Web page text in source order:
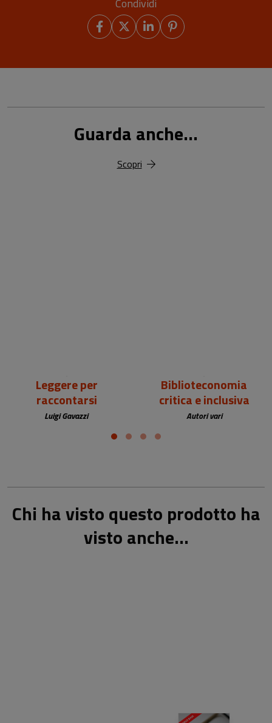
Condividi
Guarda anche...
Scopri
Leggere per
raccontarsi
Luigi Gavazzi
Biblioteconomia
critica e inclusiva
Autori vari
Chi ha visto questo prodotto ha
visto anche...